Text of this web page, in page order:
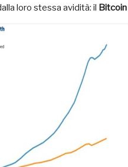
loro stessa avidità: il Bitcoin